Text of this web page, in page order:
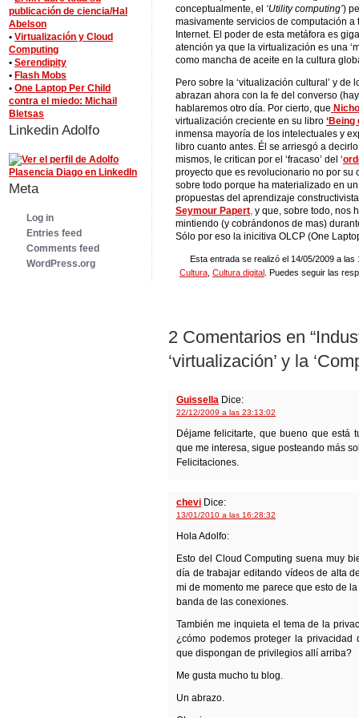
conceptualmente, el ‘Utility computing’)
masivamente servicios de computación a
Internet. El poder de esta metáfora es
atención ya que la virtualización es una
como mancha de aceite en la cultura
Pero sobre la ‘vitualización cultural’ y
abrazan ahora con la fe del converso
hablaremos otro día. Por cierto, que
virtualización creciente en su libro ‘Being
inmensa mayoría de los intelectuales y
libro cuanto antes. Él se arriesgó a
mismos, le critican por el ‘fracaso’ del ‘
proyecto que es revolucionario no por su
sobre todo porque ha materializado en
propuestas del aprendizaje
Seymour Papert, y que, sobre todo, nos
mintiendo (y cobrándonos de mas)
Sólo por eso la inicitiva OLCP (One
Esta entrada se realizó el 14/05/2009 a
Cultura Cultura digital . Puedes seguir las
2 Comentarios en
‘virtualización’ y la
Guissella Dice:
22/12/2009 a las 23:13:02
Déjame felicitarte, que bueno que está
que me interesa, sigue posteando más
Felicitaciones.
chevi Dice:
13/01/2010 a las 16:28:32
Hola Adolfo:
Esto del Cloud Computing suena muy
día de trabajar editando vídeos de alta
mi de momento me parece que esto de
banda de las conexiones.
También me inquieta el tema de la
¿cómo podemos proteger la
que dispongan de privilegios allí arriba?
Me gusta mucho tu blog.
Un abrazo.
publicación de ciencia/Hal
Abelson
• Virtualización y Cloud
Computing
• Serendipity
• Flash Mobs
• One Laptop Per Child
contra el miedo: Michail
Bletsas
Linkedin Adolfo
Meta
Log in
Entries feed
Comments feed
WordPress.org